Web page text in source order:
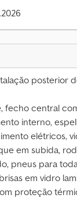
posterior
fecho central
interno,
elétricos,
em subida,
pneus para
em vidro
proteção